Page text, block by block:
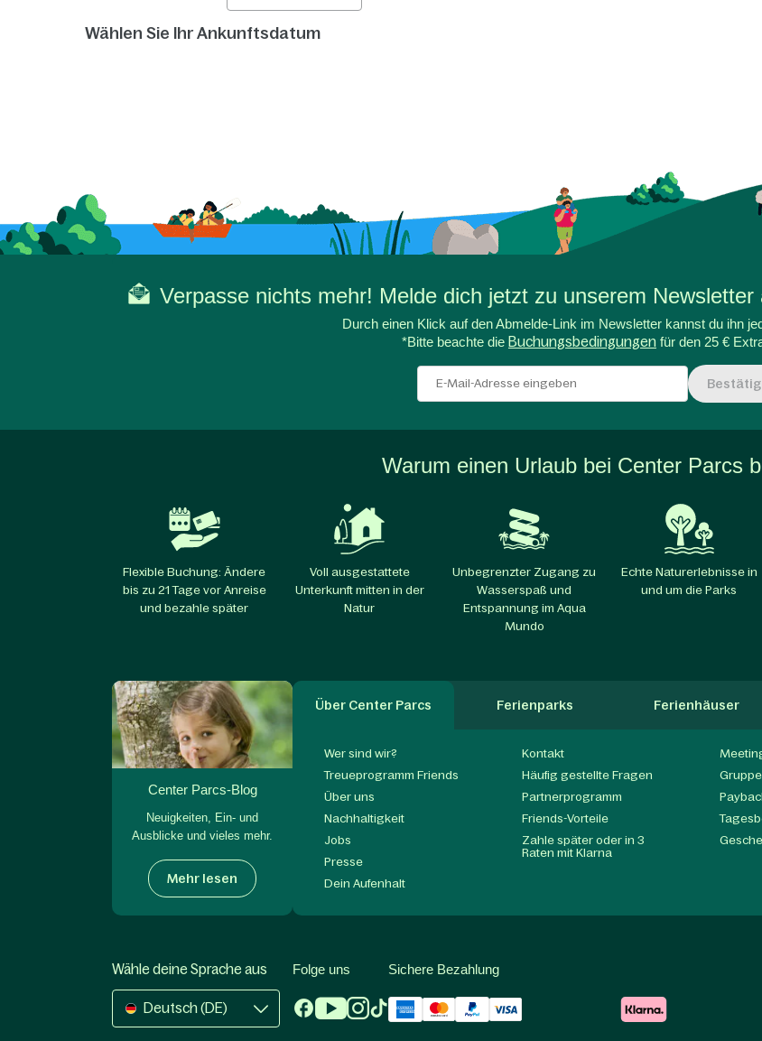
Wählen Sie Ihr Ankunftsdatum
Verpasse nichts mehr! Melde dich jetzt zu unserem
Durch einen Klick auf den Abmelde-Link im Newsletter kannst du ihn
*Bitte beachte die Buchungsbedingungenfür den 25 €
Warum einen Urlaub bei Center Parcs
Flexible Buchung: Ändere
bis zu 21 Tage vor Anreise
und bezahle später
Voll ausgestattete
Unterkunft mitten in der
Natur
Unbegrenzter Zugang zu
Wasserspaß und
Entspannung im Aqua
Mundo
Echte Naturerlebnisse in
und um die Parks​
Center Parcs-Blog
Neuigkeiten, Ein- und
Ausblicke und vieles mehr.
Mehr lesen
Über Center Parcs Ferienparks Ferienhäuser
Wer sind wir?
Treueprogramm Friends
Über uns
Nachhaltigkeit
Jobs
Presse
Dein Aufenhalt
Kontakt
Häufig gestellte Fragen
Partnerprogramm
Friends-Vorteile
Zahle später oder in 3
Raten mit Klarna
Wähle deine Sprache aus
Deutsch (DE)
Folge uns Sichere Bezahlung